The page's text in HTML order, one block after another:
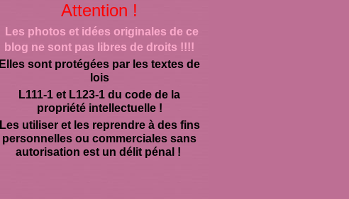
Attention !
Les photos et idées originales de ce
blog ne sont pas libres de droits !!!!
Elles sont protégées par les textes de
lois
L111-1 et L123-1 du code de la
propriété intellectuelle !
Les utiliser et les reprendre à des fins
personnelles ou commerciales sans
autorisation est un délit pénal !